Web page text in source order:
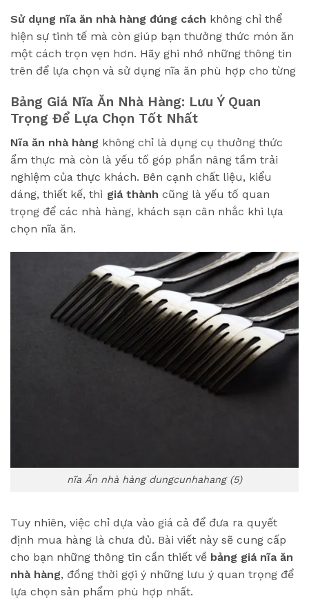
Sử dụng nĩa ăn nhà hàng đúng cách không chỉ thể
hiện sự tinh tế mà còn giúp bạn thưởng thức món ăn
một cách trọn vẹn hơn. Hãy ghi nhớ những thông tin
trên để lựa chọn và sử dụng nĩa ăn phù hợp cho từng
Bảng Giá Nĩa Ăn Nhà Hàng: Lưu Ý Quan
Trọng Để Lựa Chọn Tốt Nhất
Nĩa ăn nhà hàng không chỉ là dụng cụ thưởng thức
ẩm thực mà còn là yếu tố góp phần nâng tầm trải
nghiệm của thực khách. Bên cạnh chất liệu, kiểu
dáng, thiết kế, thì giá thành cũng là yếu tố quan
trọng để các nhà hàng, khách sạn cân nhắc khi lựa
chọn nĩa ăn.
nĩa Ăn nhà hàng dungcunhahang (5)
Tuy nhiên, việc chỉ dựa vào giá cả để đưa ra quyết
định mua hàng là chưa đủ. Bài viết này sẽ cung cấp
cho bạn những thông tin cần thiết về bảng giá nĩa ăn
nhà hàng, đồng thời gợi ý những lưu ý quan trọng để
lựa chọn sản phẩm phù hợp nhất.